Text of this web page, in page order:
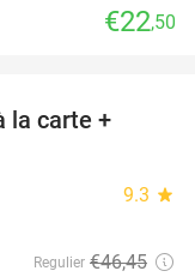
€22,50
la carte +
9.3 star
Regulier €46,45